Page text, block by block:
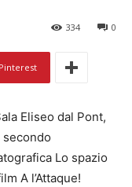
0
334
Pinterest
Eliseo dal Pont,
secondo
Lo spazio
A l’Attaque!